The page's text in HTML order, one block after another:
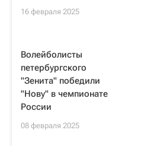
16 февраля 2025
Волейболисты
петербургского
"Зенита" победили
"Нову" в чемпионате
России
08 февраля 2025